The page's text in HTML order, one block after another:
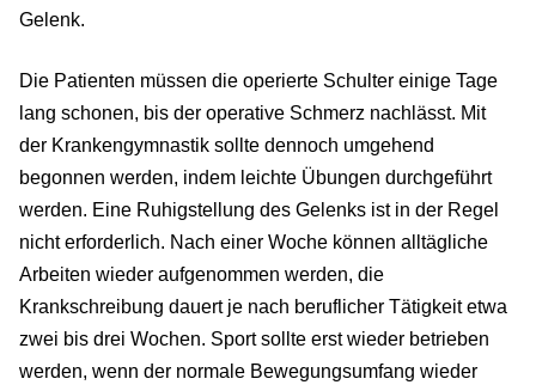
Gelenk.
Die Patienten müssen die operierte Schulter einige Tage
lang schonen, bis der operative Schmerz nachlässt. Mit
der Krankengymnastik sollte dennoch umgehend
begonnen werden, indem leichte Übungen durchgeführt
werden. Eine Ruhigstellung des Gelenks ist in der Regel
nicht erforderlich. Nach einer Woche können alltägliche
Arbeiten wieder aufgenommen werden, die
Krankschreibung dauert je nach beruflicher Tätigkeit etwa
zwei bis drei Wochen. Sport sollte erst wieder betrieben
werden, wenn der normale Bewegungsumfang wieder